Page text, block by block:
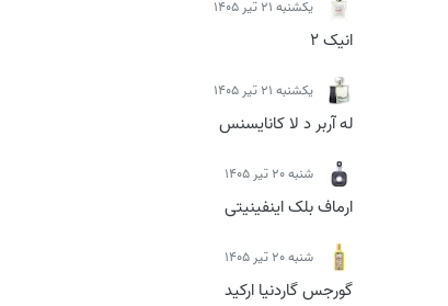
يكشنبه 21 تیر 1405
انیک 2
يكشنبه 21 تیر 1405
له آربر د لا کانایسنس
شنبه 20 تیر 1405
ارماف بلک اینفینیتی
شنبه 20 تیر 1405
گورجس گاردنیا ارکید